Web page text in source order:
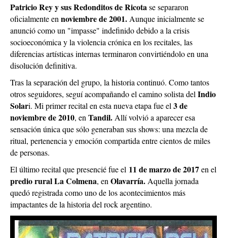
Patricio Rey y sus Redonditos de Ricotase separaron
oficialmente en noviembre de 2001. Aunque inicialmente se
anunció como un "impasse" indefinido debido a la crisis
socioeconómica y la violencia crónica en los recitales, las
diferencias artísticas internas terminaron convirtiéndolo en una
disolución definitiva.
Tras la separación del grupo, la historia continuó. Como tantos
otros seguidores, seguí acompañando el camino solista del Indio
Solari. Mi primer recital en esta nueva etapa fue el 3 de
noviembre de 2010, en Tandil. Allí volvió a aparecer esa
sensación única que sólo generaban sus shows: una mezcla de
ritual, pertenencia y emoción compartida entre cientos de miles
de personas.
El último recital que presencié fue el 11 de marzo de 2017en el
predio rural La Colmena, en Olavarría. Aquella jornada
quedó registrada como uno de los acontecimientos más
impactantes de la historia del rock argentino.